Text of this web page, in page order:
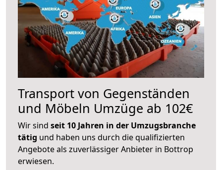
Transport von Gegenständen
und Möbeln Umzüge ab 102€
Wir sind seit 10 Jahren in der Umzugsbranche
tätig und haben uns durch die qualifizierten
Angebote als zuverlässiger Anbieter in Bottrop
erwiesen.